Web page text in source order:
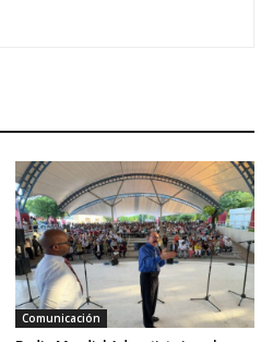
Comunicación